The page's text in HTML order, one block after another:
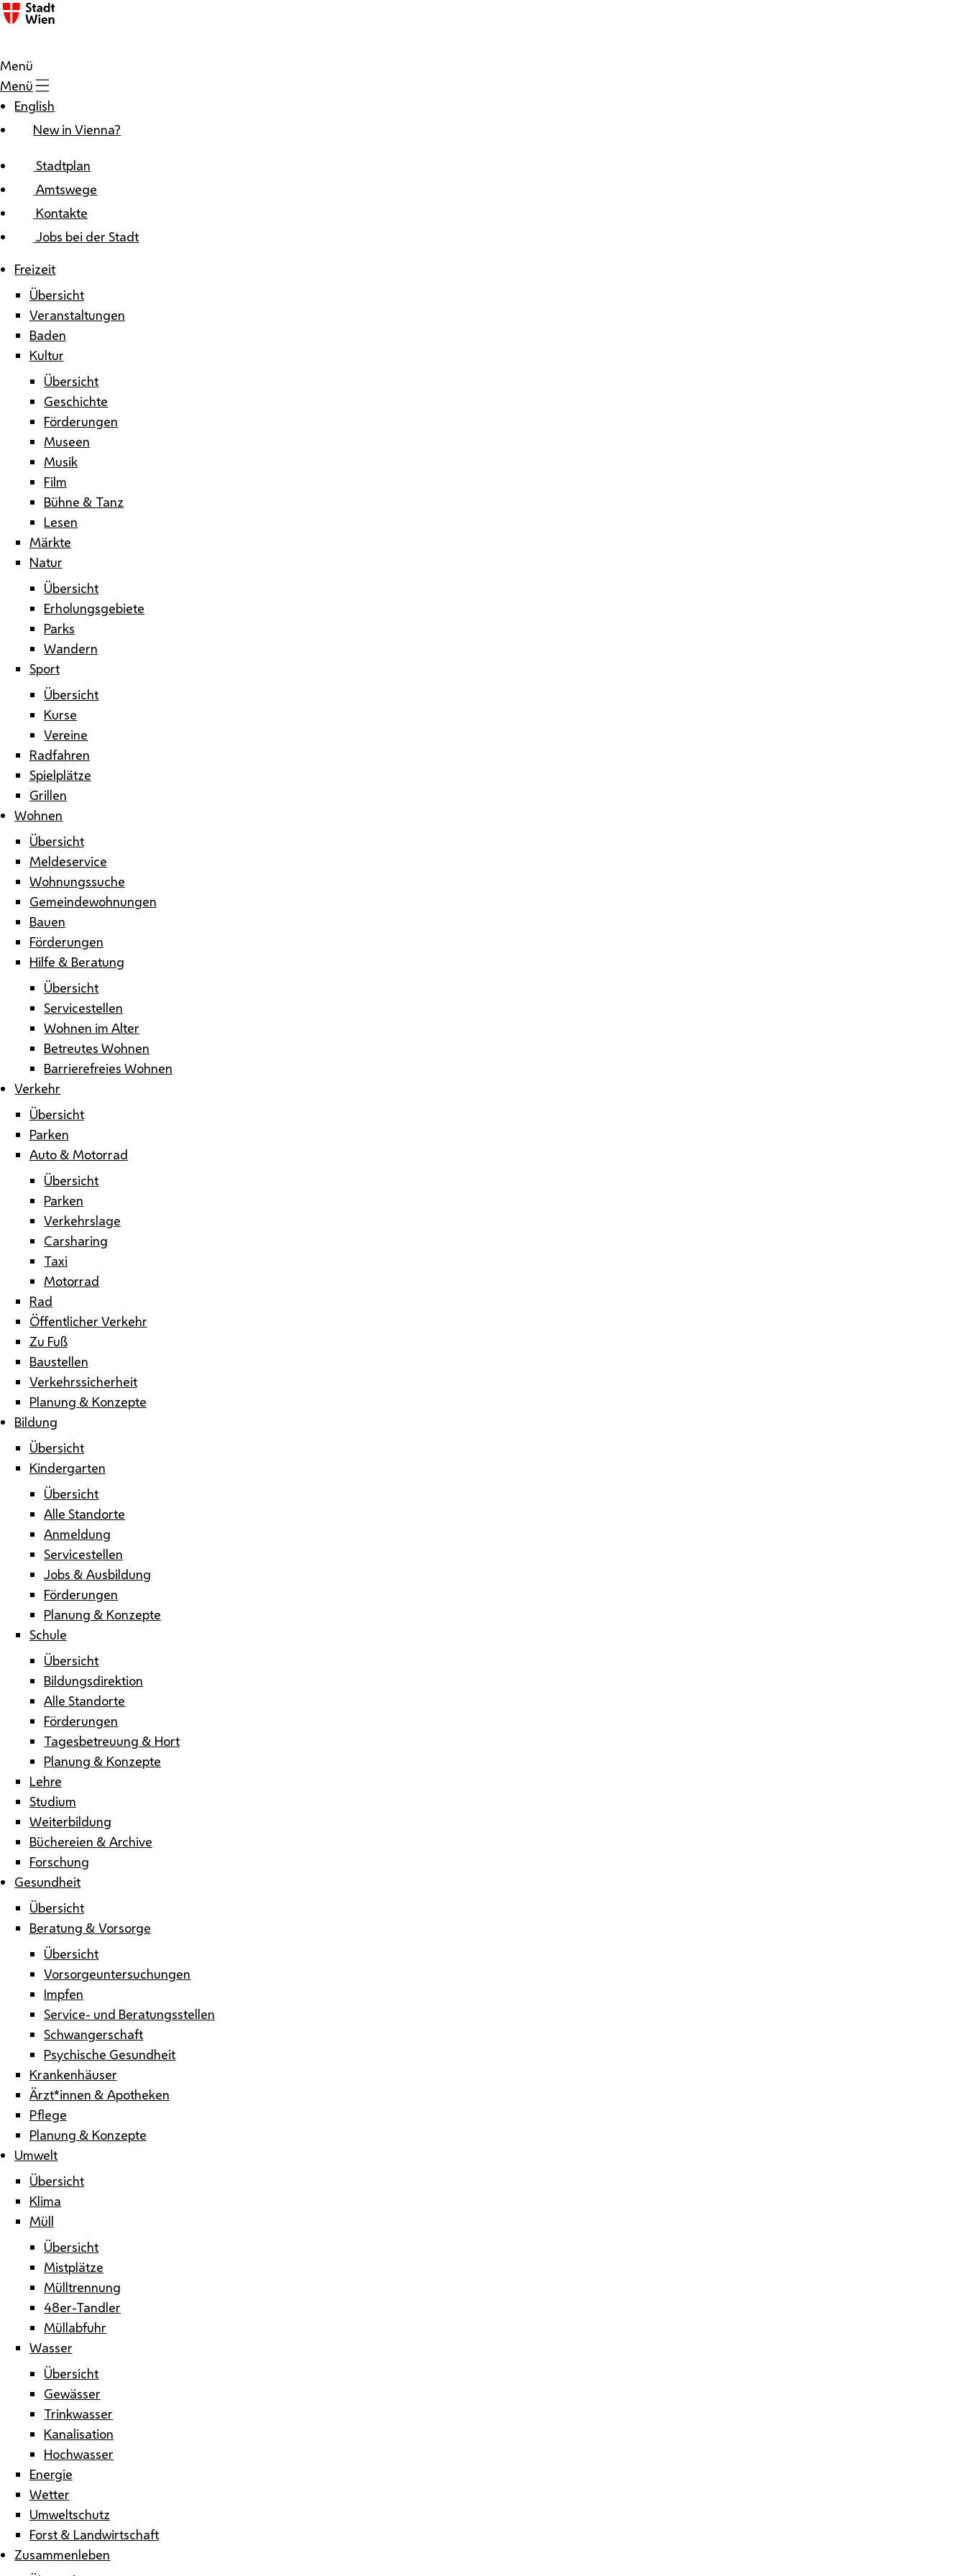
Zum Inhalt
Menü
Menü
English
New in Vienna?
Stadtplan
Amtswege
Kontakte
Jobs bei der Stadt
Freizeit
Übersicht
Veranstaltungen
Baden
Kultur
Übersicht
Geschichte
Förderungen
Museen
Musik
Film
Bühne & Tanz
Lesen
Märkte
Natur
Übersicht
Erholungsgebiete
Parks
Wandern
Sport
Übersicht
Kurse
Vereine
Radfahren
Spielplätze
Grillen
Wohnen
Übersicht
Meldeservice
Wohnungssuche
Gemeindewohnungen
Bauen
Förderungen
Hilfe & Beratung
Übersicht
Servicestellen
Wohnen im Alter
Betreutes Wohnen
Barrierefreies Wohnen
Verkehr
Übersicht
Parken
Auto & Motorrad
Übersicht
Parken
Verkehrslage
Carsharing
Taxi
Motorrad
Rad
Öffentlicher Verkehr
Zu Fuß
Baustellen
Verkehrssicherheit
Planung & Konzepte
Bildung
Übersicht
Kindergarten
Übersicht
Alle Standorte
Anmeldung
Servicestellen
Jobs & Ausbildung
Förderungen
Planung & Konzepte
Schule
Übersicht
Bildungsdirektion
Alle Standorte
Förderungen
Tagesbetreuung & Hort
Planung & Konzepte
Lehre
Studium
Weiterbildung
Büchereien & Archive
Forschung
Gesundheit
Übersicht
Beratung & Vorsorge
Übersicht
Vorsorgeuntersuchungen
Impfen
Service- und Beratungsstellen
Schwangerschaft
Psychische Gesundheit
Krankenhäuser
Ärzt*innen & Apotheken
Pflege
Planung & Konzepte
Umwelt
Übersicht
Klima
Müll
Übersicht
Mistplätze
Mülltrennung
48er-Tandler
Müllabfuhr
Wasser
Übersicht
Gewässer
Trinkwasser
Kanalisation
Hochwasser
Energie
Wetter
Umweltschutz
Forst & Landwirtschaft
Zusammenleben